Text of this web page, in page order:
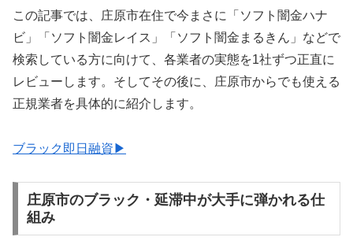
この記事では、庄原市在住で今まさに「ソフト闇金ハナ
ビ」「ソフト闇金レイス」「ソフト闇金まるきん」などで
検索している方に向けて、各業者の実態を1社ずつ正直に
レビューします。そしてその後に、庄原市からでも使える
正規業者を具体的に紹介します。
ブラック即日融資▶
庄原市のブラック・延滞中が大手に弾かれる仕
組み